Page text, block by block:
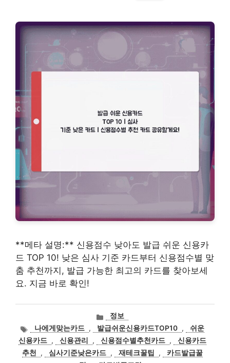
**메타 설명:** 신용점수 낮아도 발급 쉬운 신용카
드 TOP 10! 낮은 심사 기준 카드부터 신용점수별 맞
춤 추천까지, 발급 가능한 최고의 카드를 찾아보세
요. 지금 바로 확인!
카
테
고
리
정보
태
그
나에게맞는카드 , 발급쉬운신용카드TOP10 ,
쉬운
신용카드 , 신용관리 , 신용점수별추천카드 ,
신용카드
추천
, 심사기준낮은카드 , 재테크꿀팁 ,
카드발급꿀